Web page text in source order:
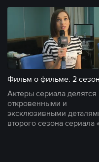
Фильм о фильме. 2
Актеры сериала делятся
откровенными и
эксклюзивными
второго сезона сериала